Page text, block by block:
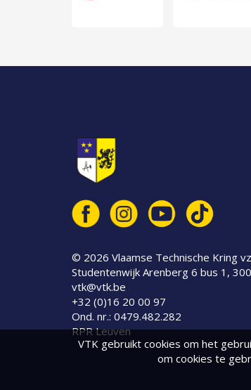
© 2026 Vlaamse Technische Kring
Studentenwijk Arenberg 6 bus 1,
vtk@vtk.be
+32 (0)16 20 00 97
Ond. nr.: 0479.482.282
RPR Leuven
VTK gebruikt cookies om het
om cookies te